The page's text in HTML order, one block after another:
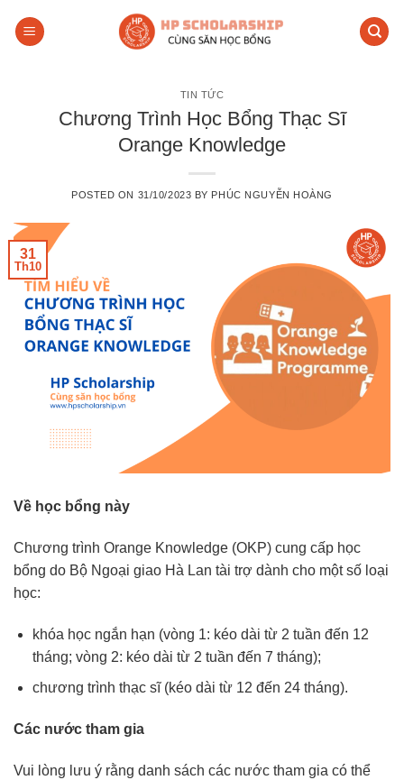
TIN TỨC
Chương Trình Học Bổng Thạc Sĩ
Orange Knowledge
POSTED ON 31/10/2023 BY PHÚC NGUYỄN HOÀNG
31
Th10
Về học bổng này
Chương trình Orange Knowledge (OKP) cung cấp học
bổng do Bộ Ngoại giao Hà Lan tài trợ dành cho một số loại
học:
khóa học ngắn hạn (vòng 1: kéo dài từ 2 tuần đến 12
tháng; vòng 2: kéo dài từ 2 tuần đến 7 tháng);
chương trình thạc sĩ (kéo dài từ 12 đến 24 tháng).
Các nước tham gia
Vui lòng lưu ý rằng danh sách các nước tham gia có thể